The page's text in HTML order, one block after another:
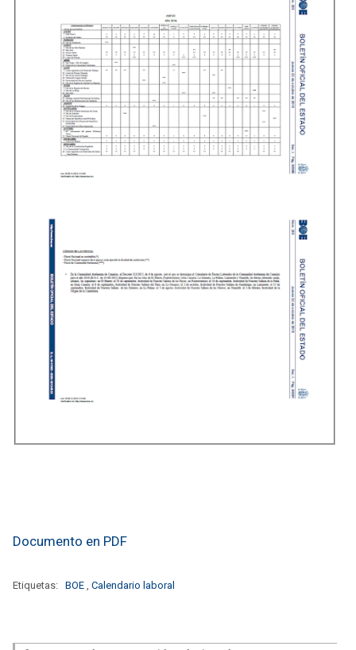
Documento en PDF
Etiquetas: BOE , Calendario laboral